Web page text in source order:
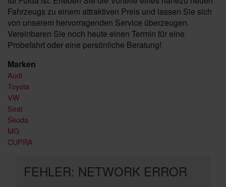
Fahrzeugs zu einem attraktiven Preis und lassen Sie sich
von unserem hervorragenden Service überzeugen.
Vereinbaren Sie noch heute einen Termin für eine
Probefahrt oder eine persönliche Beratung!
Marken
Audi
Toyota
VW
Seat
Škoda
MG
CUPRA
FEHLER: NETWORK ERROR